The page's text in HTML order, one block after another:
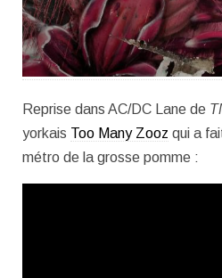
Reprise dans AC/DC Lane de
yorkais Too Many Zooz qui a
métro de la grosse pomme :